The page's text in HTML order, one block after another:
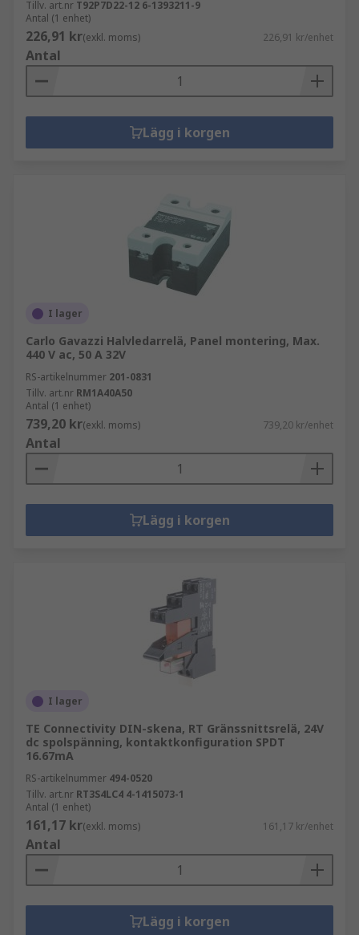
Tillv. art.nr T92P7D22-12 6-1393211-9
Antal (1 enhet)
226,91 kr(exkl. moms) 226,91 kr/enhet
Antal
Lägg i korgen
I lager
Carlo Gavazzi Halvledarrelä, Panel montering, Max.
440 V ac, 50 A 32V
RS-artikelnummer 201-0831
Tillv. art.nr RM1A40A50
Antal (1 enhet)
739,20 kr(exkl. moms) 739,20 kr/enhet
Antal
Lägg i korgen
I lager
TE Connectivity DIN-skena, RT Gränssnittsrelä, 24V
dc spolspänning, kontaktkonfiguration SPDT
16.67mA
RS-artikelnummer 494-0520
Tillv. art.nr RT3S4LC4 4-1415073-1
Antal (1 enhet)
161,17 kr(exkl. moms) 161,17 kr/enhet
Antal
Lägg i korgen